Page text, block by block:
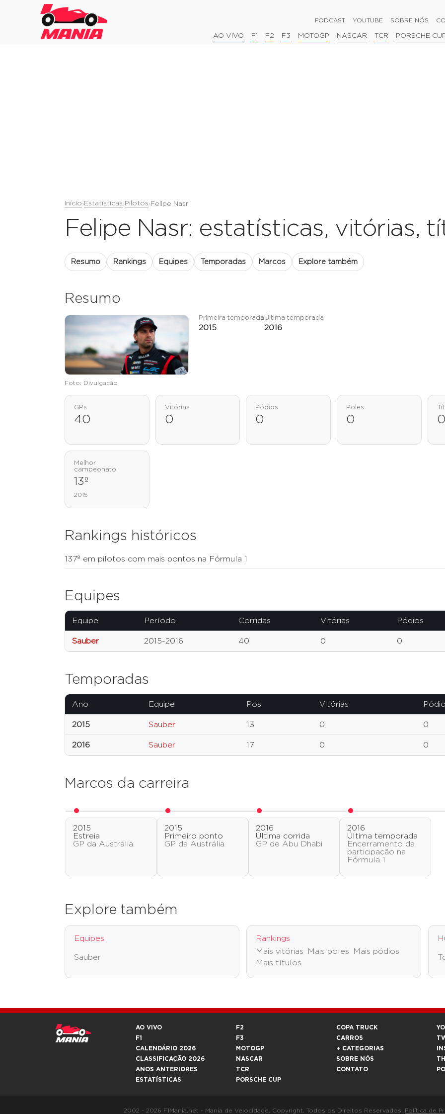
PODCAST YOUTUBE SOBRE NÓS
AO VIVO F1 F2 F3 MOTOGP NASCAR TCR PORSCHE
Início›Estatísticas›Pilotos›Felipe Nasr
Felipe Nasr: estatísticas, vitórias,
Resumo Rankings Equipes Temporadas Marcos Explore também
Resumo
Foto: Divulgação
Primeira temporada
2015
Última temporada
2016
GPs
40
Vitórias
0
Pódios
0
Poles
0 0
Melhor
campeonato
13º
2015
Rankings históricos
137º em pilotos com mais pontos na Fórmula 1
Equipes
Equipe Período Corridas Vitórias Pódios
Sauber 2015-2016 40 0 0
Temporadas
Ano Equipe Pos. Vitórias
2015 Sauber 13 0 0
2016 Sauber 17 0 0
Marcos da carreira
2015
Estreia
GP da Austrália
2015
Primeiro ponto
GP da Austrália
2016
Última corrida
GP de Abu Dhabi
2016
Última temporada
Encerramento da
participação na
Fórmula 1
Explore também
Equipes
Sauber
Rankings
Mais vitórias
Mais poles
Mais pódios
Mais títulos
AO VIVO
F1
CALENDÁRIO 2026
CLASSIFICAÇÃO 2026
ANOS ANTERIORES
ESTATÍSTICAS
F2
F3
MOTOGP
NASCAR
TCR
PORSCHE CUP
COPA TRUCK
CARROS
+ CATEGORIAS
SOBRE NÓS
CONTATO
2002 - 2026 F1Mania.net - Mania de Velocidade. Copyright. Todos os Direitos Reservados. Política de